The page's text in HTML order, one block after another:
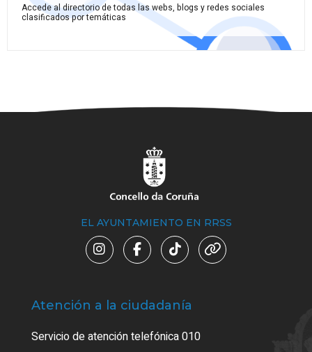
Accede al directorio de todas las webs, blogs y redes sociales
clasificados por temáticas
EL AYUNTAMIENTO EN RRSS
Atención a la ciudadanía
Servicio de atención telefónica 010